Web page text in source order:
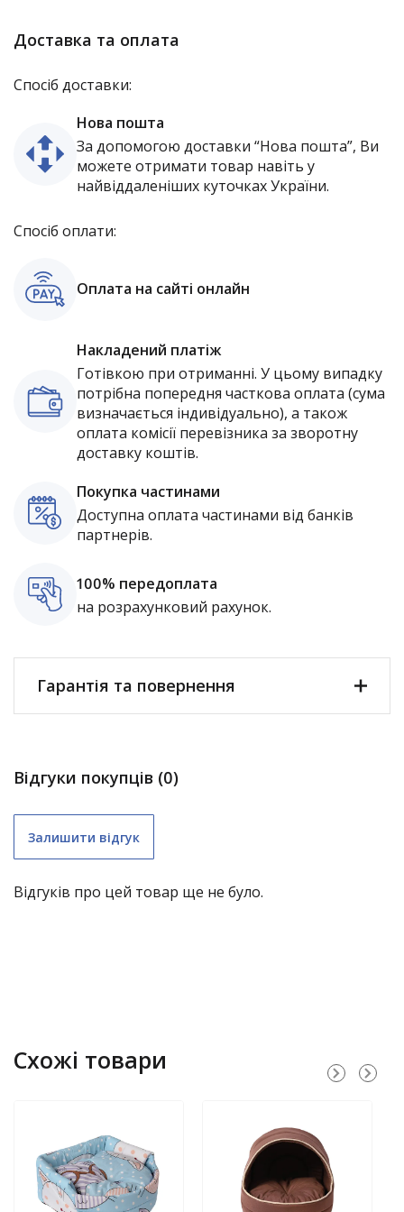
Доставка та оплата
Спосіб доставки:
Нова пошта
За допомогою доставки “Нова пошта”, Ви
можете отримати товар навіть у
найвіддаленіших куточках України.
Спосіб оплати:
Оплата на сайті онлайн
Накладений платіж
Готівкою при отриманні. У цьому випадку
потрібна попередня часткова оплата (сума
визначається індивідуально), а також
оплата комісії перевізника за зворотну
доставку коштів.
Покупка частинами
Доступна оплата частинами від банків
партнерів.
100% передоплата
на розрахунковий рахунок.
Гарантія та повернення
садові гойдалки – 1 рік;
меблі LOFT – 1 рік.
Відгуки покупців (0)
Залишити відгук
Відгуків про цей товар ще не було.
Схожі товари